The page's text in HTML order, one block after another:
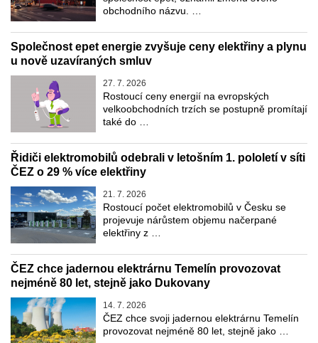
obchodního názvu. …
Společnost epet energie zvyšuje ceny elektřiny a plynu
u nově uzavíraných smluv
27. 7. 2026
Rostoucí ceny energií na evropských
velkoobchodních trzích se postupně promítají
také do …
Řidiči elektromobilů odebrali v letošním 1. pololetí v síti
ČEZ o 29 % více elektřiny
21. 7. 2026
Rostoucí počet elektromobilů v Česku se
projevuje nárůstem objemu načerpané
elektřiny z …
ČEZ chce jadernou elektrárnu Temelín provozovat
nejméně 80 let, stejně jako Dukovany
14. 7. 2026
ČEZ chce svoji jadernou elektrárnu Temelín
provozovat nejméně 80 let, stejně jako …